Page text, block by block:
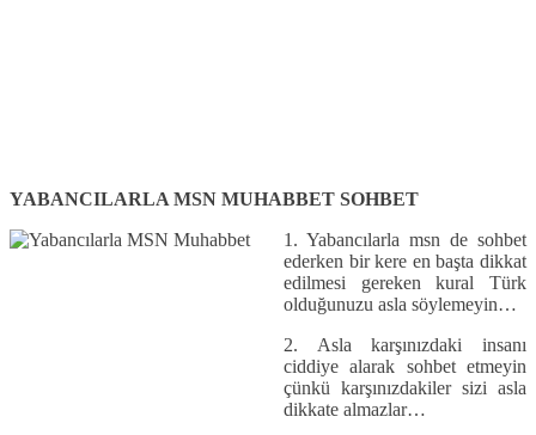
YABANCILARLA MSN MUHABBET SOHBET
1. Yabancılarla msn de sohbet
ederken bir kere en başta dikkat
edilmesi gereken kural Türk
olduğunuzu asla söylemeyin…
2. Asla karşınızdaki insanı
ciddiye alarak sohbet etmeyin
çünkü karşınızdakiler sizi asla
dikkate almazlar…